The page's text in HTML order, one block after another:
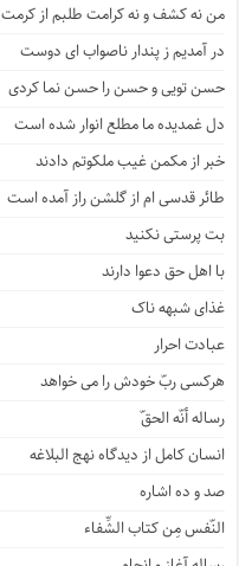
من نه کشف و نه کرامت طلبم از کرمت
در آمدیم ز پندار ناصواب ای دوست
حسن تویی و حسن را حسن نما کردی
دل غمدیده ما مطلع انوار شده است
خبر از مکمن غیب ملکوتم دادند
طائر قدسی ام از گلشن راز آمده است
بت پرستی نکنید
با اهل حق دعوا دارند
غذای شبهه ناک
عبادت احرار
هرکسی ربّ خودش را می خواهد
رساله أنّه الحقّ
انسان کامل از دیدگاه نهج البلاغه
صد و ده اشاره
النّفس مِن کتاب الشِّفاء